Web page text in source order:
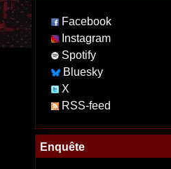
Facebook
Instagram
Spotify
Bluesky
X
RSS-feed
Enquête